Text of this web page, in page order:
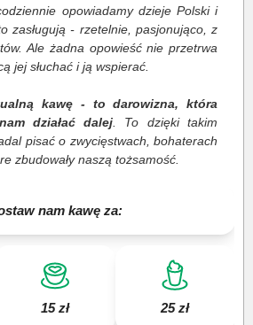
opowiadamy dzieje Polski i
zasługują - rzetelnie, pasjonująco, z
Ale żadna opowieść nie przetrwa
jej słuchać i ją wspierać.
kawę - to darowizna, która
działać dalej . To dzięki takim
pisać o zwycięstwach, bohaterach
zbudowały naszą tożsamość.
nam kawę za:
15 zł 25 zł